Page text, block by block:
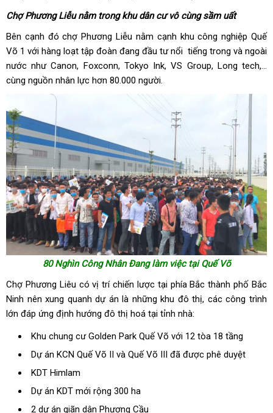
Chợ Phương Liễu nằm trong khu dân cư vô cùng sầm uất
Bên cạnh đó chợ Phương Liễu nằm cạnh khu công nghiệp Quế
Võ 1 với hàng loạt tập đoàn đang đầu tư nổi tiếng trong và ngoài
nước như Canon, Foxconn, Tokyo Ink, VS Group, Long tech,…
cùng nguồn nhân lực hơn 80.000 người.
80 Nghìn Công Nhân Đang làm việc tại Quế Võ
Chợ Phương Liêu có vị trí chiến lược tại phía Bắc thành phố Bắc
Ninh nên xung quanh dự án là những khu đô thị, các công trình
lớn đáp ứng định hướng đô thị hoá tại tỉnh nhà:
Khu chung cư Golden Park Quế Võ với 12 tòa 18 tầng
Dự án KCN Quế Võ II và Quế Võ III đã được phê duyệt
KDT Himlam
Dự án KDT mới rộng 300 ha
2 dự án giãn dân Phương Cầu